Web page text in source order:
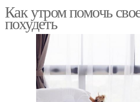
Как утром помочь
похудеть